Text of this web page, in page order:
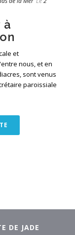
à
et
nous, et en
sont venus
paroissiale
DE JADE